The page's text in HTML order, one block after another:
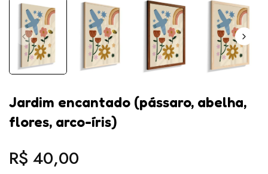
Jardim encantado (pássaro, abelha,
flores, arco-íris)
Preço
normal
R$ 40,00